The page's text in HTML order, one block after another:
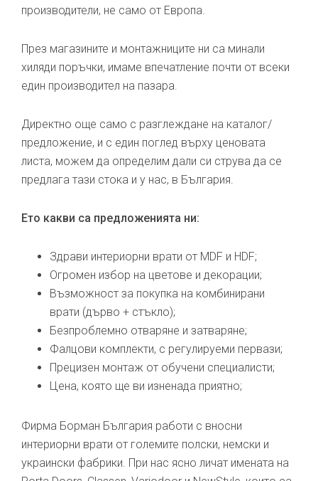
производители, не само от Европа.
През магазините и монтажниците ни са минали
хиляди поръчки, имаме впечатление почти от всеки
един производител на пазара.
Директно още само с разглеждане на каталог/
предложение, и с един поглед върху ценовата
листа, можем да определим дали си струва да се
предлага тази стока и у нас, в България.
Ето какви са предложенията ни:
Здрави интериорни врати от MDF и HDF;
Огромен избор на цветове и декорации;
Възможност за покупка на комбинирани
врати (дърво + стъкло);
Безпроблемно отваряне и затваряне;
Фалцови комплекти, с регулируеми первази;
Прецизен монтаж от обучени специалисти;
Цена, която ще ви изненада приятно;
Фирма Борман България работи с вносни
интериорни врати от големите полски, немски и
украински фабрики. При нас ясно личат имената на